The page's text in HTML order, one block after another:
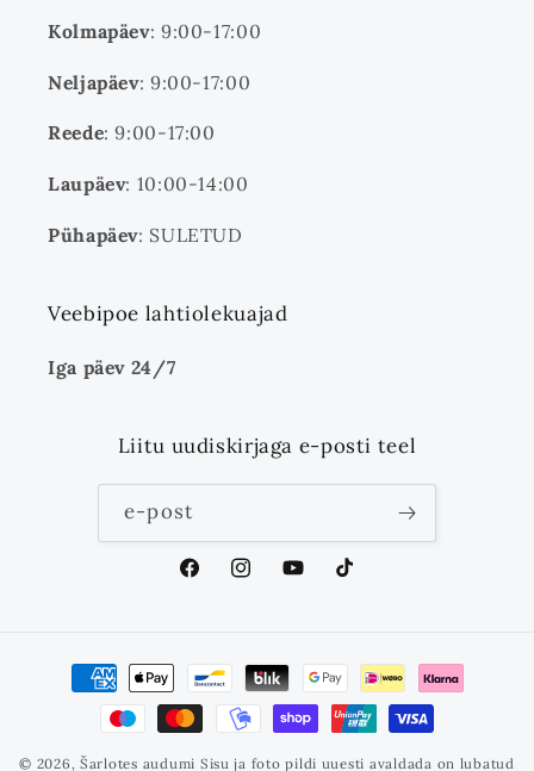
Kolmapäev: 9:00-17:00
Neljapäev: 9:00-17:00
Reede: 9:00-17:00
Laupäev: 10:00-14:00
Pühapäev: SULETUD
Veebipoe lahtiolekuajad
Iga päev 24/7
Liitu uudiskirjaga e-posti teel
e-post
FacebookInstagramYouTubeTikTok
Makseviisid
© 2026,Šarlotes audumi Sisu ja foto pildi uuesti avaldada on lubatud